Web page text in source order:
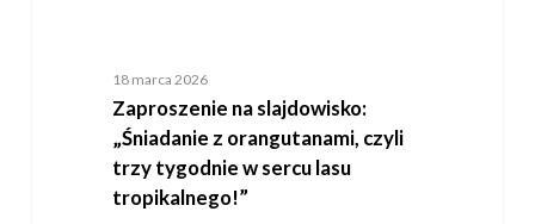
18 marca 2026
Zaproszenie na slajdowisko:
„Śniadanie z orangutanami, czyli
trzy tygodnie w sercu lasu
tropikalnego!”